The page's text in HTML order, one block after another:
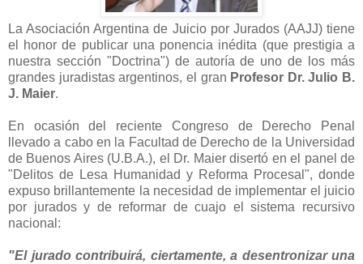
La Asociación Argentina de Juicio por Jurados (AAJJ) tiene
el honor de publicar una ponencia inédita (que prestigia a
nuestra sección "Doctrina") de autoría de uno de los más
grandes juradistas argentinos, el gran Profesor Dr. Julio B.
J. Maier.
En ocasión del reciente Congreso de Derecho Penal
llevado a cabo en la Facultad de Derecho de la Universidad
de Buenos Aires (U.B.A.), el Dr. Maier disertó en el panel de
"Delitos de Lesa Humanidad y Reforma Procesal", donde
expuso brillantemente la necesidad de implementar el juicio
por jurados y de reformar de cuajo el sistema recursivo
nacional:
"El jurado contribuirá, ciertamente, a desentronizar una